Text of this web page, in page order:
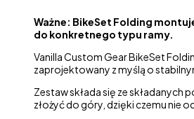
Ważne: BikeSet Folding
do konkretnego typu ramy.
Vanilla Custom Gear BikeSet
zaprojektowany z myślą o
Zestaw składa się ze
złożyć do góry, dzięki czemu nie